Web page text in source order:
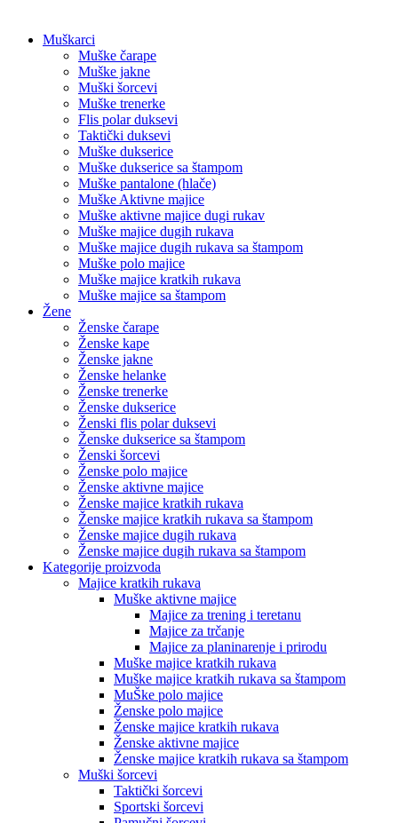
Muškarci
Muške čarape
Muške jakne
Muški šorcevi
Muške trenerke
Flis polar duksevi
Taktički duksevi
Muške dukserice
Muške dukserice sa štampom
Muške pantalone (hlače)
Muške Aktivne majice
Muške aktivne majice dugi rukav
Muške majice dugih rukava
Muške majice dugih rukava sa štampom
Muške polo majice
Muške majice kratkih rukava
Muške majice sa štampom
Žene
Ženske čarape
Ženske kape
Ženske jakne
Ženske helanke
Ženske trenerke
Ženske dukserice
Ženski flis polar duksevi
Ženske dukserice sa štampom
Ženski šorcevi
Ženske polo majice
Ženske aktivne majice
Ženske majice kratkih rukava
Ženske majice kratkih rukava sa štampom
Ženske majice dugih rukava
Ženske majice dugih rukava sa štampom
Kategorije proizvoda
Majice kratkih rukava
Muške aktivne majice
Majice za trening i teretanu
Majice za trčanje
Majice za planinarenje i prirodu
Muške majice kratkih rukava
Muške majice kratkih rukava sa štampom
MuŠke polo majice
Ženske polo majice
Ženske majice kratkih rukava
Ženske aktivne majice
Ženske majice kratkih rukava sa štampom
Muški šorcevi
Taktički šorcevi
Sportski šorcevi